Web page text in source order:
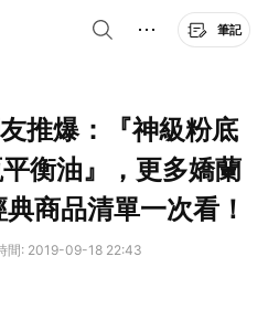
筆記
推爆：『神級粉底
衡油』，更多嬌蘭
商品清單一次看！
間: 2019-09-18 22:43